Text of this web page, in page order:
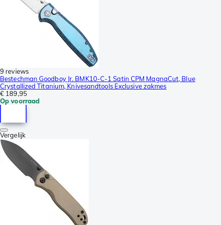
9 reviews
Bestechman Goodboy Jr. BMK10-C-1 Satin CPM MagnaCut, Blue
Crystallized Titanium, Knivesandtools Exclusive zakmes
€ 189,95
Op voorraad
Vergelijk